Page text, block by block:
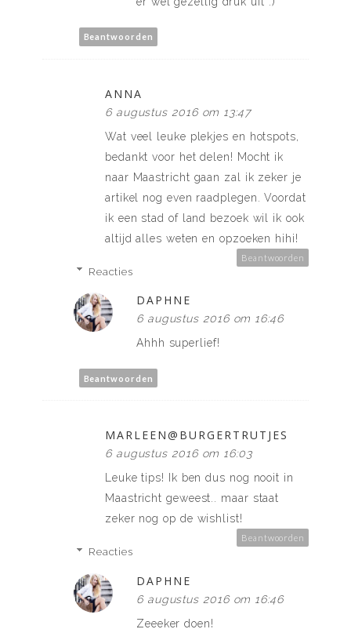
Beantwoorden
ANNA
6 augustus 2016 om 13:47
Wat veel leuke plekjes en hotspots,
bedankt voor het delen! Mocht ik
naar Maastricht gaan zal ik zeker je
artikel nog even raadplegen. Voordat
ik een stad of land bezoek wil ik ook
altijd alles weten en opzoeken hihi!
Beantwoorden
Reacties
DAPHNE
6 augustus 2016 om 16:46
Ahhh superlief!
Beantwoorden
MARLEEN@BURGERTRUTJES
6 augustus 2016 om 16:03
Leuke tips! Ik ben dus nog nooit in
Maastricht geweest.. maar staat
zeker nog op de wishlist!
Beantwoorden
Reacties
DAPHNE
6 augustus 2016 om 16:46
Zeeeker doen!